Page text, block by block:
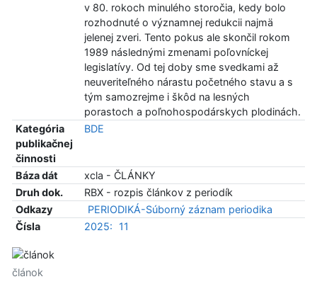
v 80. rokoch minulého storočia, kedy bolo
rozhodnuté o významnej redukcii najmä
jelenej zveri. Tento pokus ale skončil rokom
1989 následnými zmenami poľovníckej
legislatívy. Od tej doby sme svedkami až
neuveriteľného nárastu početného stavu a s
tým samozrejme i škôd na lesných
porastoch a poľnohospodárskych plodinách.
Kategória
publikačnej
činnosti
BDE
Báza dát
xcla - ČLÁNKY
Druh dok.
RBX - rozpis článkov z periodík
Odkazy
PERIODIKÁ-Súborný záznam periodika
Čísla
2025: 11
článok